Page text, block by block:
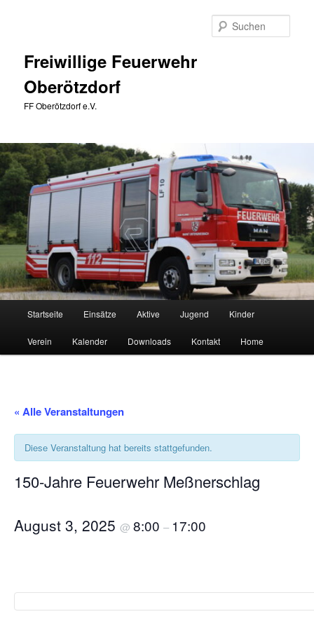
Freiwillige Feuerwehr
Oberötzdorf
FF Oberötzdorf e.V.
Startseite Einsätze Aktive Jugend Kinder
Verein Kalender Downloads Kontakt Home
« Alle Veranstaltungen
Diese Veranstaltung hat bereits stattgefunden.
150-Jahre Feuerwehr Meßnerschlag
August 3, 2025 @ 8:00 – 17:00